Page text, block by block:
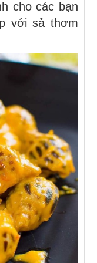
cho các bạn
với sả thơm